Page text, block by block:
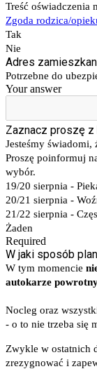
Treść oświadczenia
Zgoda rodzica/
Tak
Nie
Adres
Potrzebne do
Your answer
Zaznacz proszę
Jesteśmy świadomi,
Proszę poinformuj
wybór.
19/20 sierpnia -
20/21 sierpnia -
21/22 sierpnia -
Żaden
Required
W jaki sposób
W tym momencie
autokarze
Nocleg oraz
- o to nie trzeba się
Zwykle w ostatnich
zrezygnować i